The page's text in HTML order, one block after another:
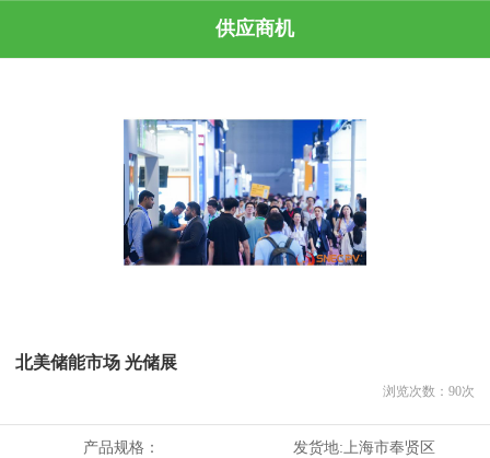
供应商机
北美储能市场 光储展
浏览次数： 90次
产品规格： 发货地:上海市奉贤区